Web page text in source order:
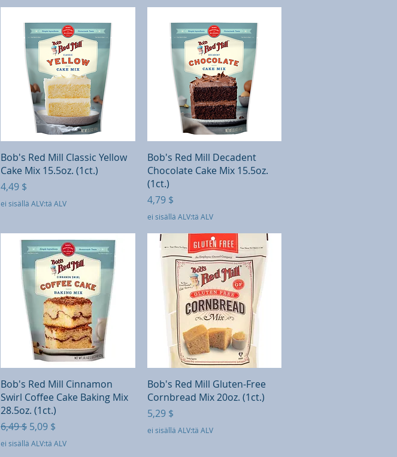
Pikakatselu
Bob's Red Mill Classic Yellow
Cake Mix 15.5oz. (1ct.)
Hinta
4,49 $
ei sisällä ALV:tä ALV
Pikakatselu
Bob's Red Mill Decadent
Chocolate Cake Mix 15.5oz.
(1ct.)
Hinta
4,79 $
ei sisällä ALV:tä ALV
Pikakatselu
Bob's Red Mill Cinnamon
Swirl Coffee Cake Baking Mix
28.5oz. (1ct.)
Normaali hinta
6,49 $ Alehinta
5,09 $
ei sisällä ALV:tä ALV
Pikakatselu
Bob's Red Mill Gluten-Free
Cornbread Mix 20oz. (1ct.)
Hinta
5,29 $
ei sisällä ALV:tä ALV